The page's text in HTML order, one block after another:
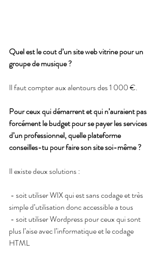
Quel est le cout d’un site web vitrine pour un
groupe de musique ?
Il faut compter aux alentours des 1 000 €.
Pour ceux qui démarrent et qui n’auraient pas
forcément le budget pour se payer les services
d’un professionnel, quelle plateforme
conseilles-tu pour faire son site soi-même ?
Il existe deux solutions :
simple d’utilisation donc accessible a tous
plus l’aise avec l’informatique et le codage
HTML